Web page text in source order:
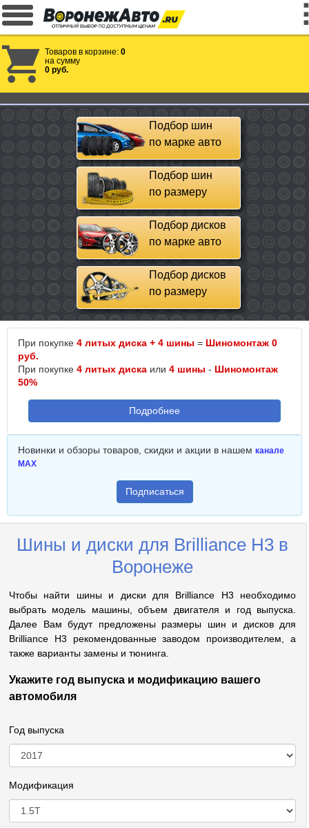
Товаров в корзине: 0
на сумму
0 руб.
Подбор шин
по марке авто
Подбор шин
по размеру
Подбор дисков
по марке авто
Подбор дисков
по размеру
При покупке 4 литых диска + 4 шины = Шиномонтаж 0
руб.
При покупке 4 литых диска или 4 шины - Шиномонтаж
50%
Подробнее
Новинки и обзоры товаров, скидки и акции в нашем канале
MAX
Подписаться
Шины и диски для Brilliance H3 в
Воронеже
Чтобы найти шины и диски для Brilliance H3 необходимо
выбрать модель машины, объем двигателя и год выпуска.
Далее Вам будут предложены размеры шин и дисков для
Brilliance H3 рекомендованные заводом производителем, а
также варианты замены и тюнинга.
Укажите год выпуска и модификацию вашего
автомобиля
Год выпуска
Модификация